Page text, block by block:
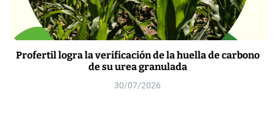
Profertil logra la verificación de la huella de carbono
de su urea granulada
30/07/2026